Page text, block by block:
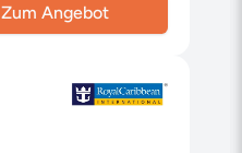
Zum Angebot